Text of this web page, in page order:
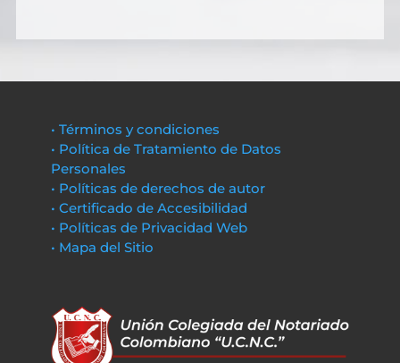
• Términos y condiciones
• Política de Tratamiento de Datos
Personales
• Políticas de derechos de autor
• Certificado de Accesibilidad
• Políticas de Privacidad Web
• Mapa del Sitio